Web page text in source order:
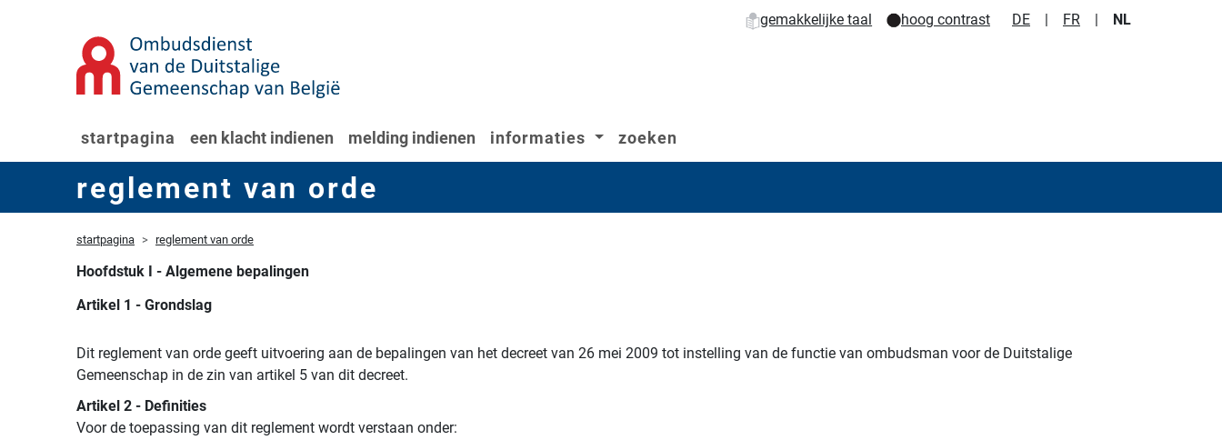
gemakkelijke taal hoog contrast DE | FR | NL
startpagina een klacht indienen melding indienen informaties zoeken
reglement van orde
startpagina reglement van orde
Hoofdstuk I - Algemene bepalingen
Artikel 1 - Grondslag
Dit reglement van orde geeft uitvoering aan de bepalingen van het decreet van 26 mei 2009 tot instelling van de functie van ombudsman voor de Duitstalige
Gemeenschap in de zin van artikel 5 van dit decreet.
Artikel 2 - Definities
Voor de toepassing van dit reglement wordt verstaan onder: